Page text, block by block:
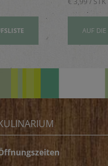
AUF DIE